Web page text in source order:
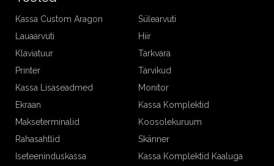
Kassa Custom Aragon
Sülearvuti
Lauaarvuti
Hiir
Klaviatuur
Tarkvara
Printer
Tarvikud
Kassa Lisaseadmed
Monitor
Ekraan
Kassa Komplektid
Makseterminalid
Koosolekuruum
Rahasahtlid
Skänner
Iseteeninduskassa
Kassa Komplektid Kaaluga